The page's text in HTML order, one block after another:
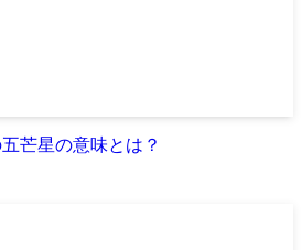
芒星の意味とは？